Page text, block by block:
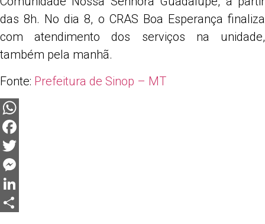
das 8h. No dia 8, o CRAS Boa Esperança finaliza
com atendimento dos serviços na unidade,
também pela manhã.
Fonte: Prefeitura de Sinop – MT
WhatsApp
Facebook
Twitter
Messenger
LinkedIn